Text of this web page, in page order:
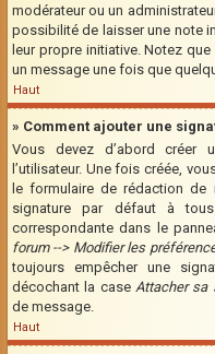
modérateur ou un
possibilité de laisser une note
leur propre initiative. Notez
un message une fois que
Haut
» Comment ajouter une
Vous devez d’abord créer
l’utilisateur. Une fois créée,
le formulaire de rédaction de
signature par défaut à
correspondante dans le
forum --> Modifier les
toujours empêcher une
décochant la case Attacher sa
de message.
Haut